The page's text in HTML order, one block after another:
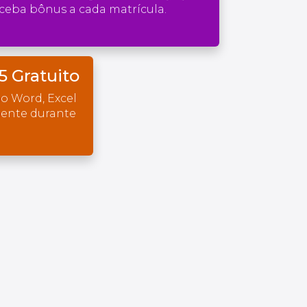
bônus a cada matrícula.
Gratuito
Word, Excel
durante